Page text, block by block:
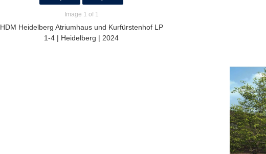
Image 1 of 1
HDM Heidelberg Atriumhaus und Kurfürstenhof LP
1-4 | Heidelberg | 2024